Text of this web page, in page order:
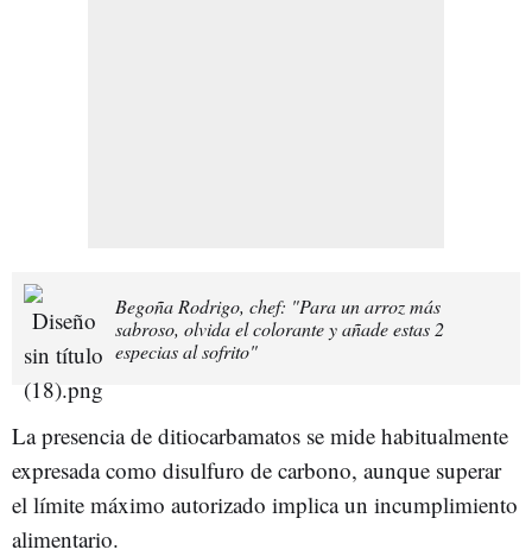
Begoña Rodrigo, chef: "Para un arroz más
sabroso, olvida el colorante y añade estas 2
especias al sofrito"
La presencia de ditiocarbamatos se mide habitualmente
expresada como disulfuro de carbono, aunque superar
el límite máximo autorizado implica un incumplimiento
alimentario.